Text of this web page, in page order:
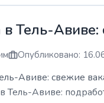
в Тель-
Опубликовано:
Авиве: свежие
Тель-Авиве: